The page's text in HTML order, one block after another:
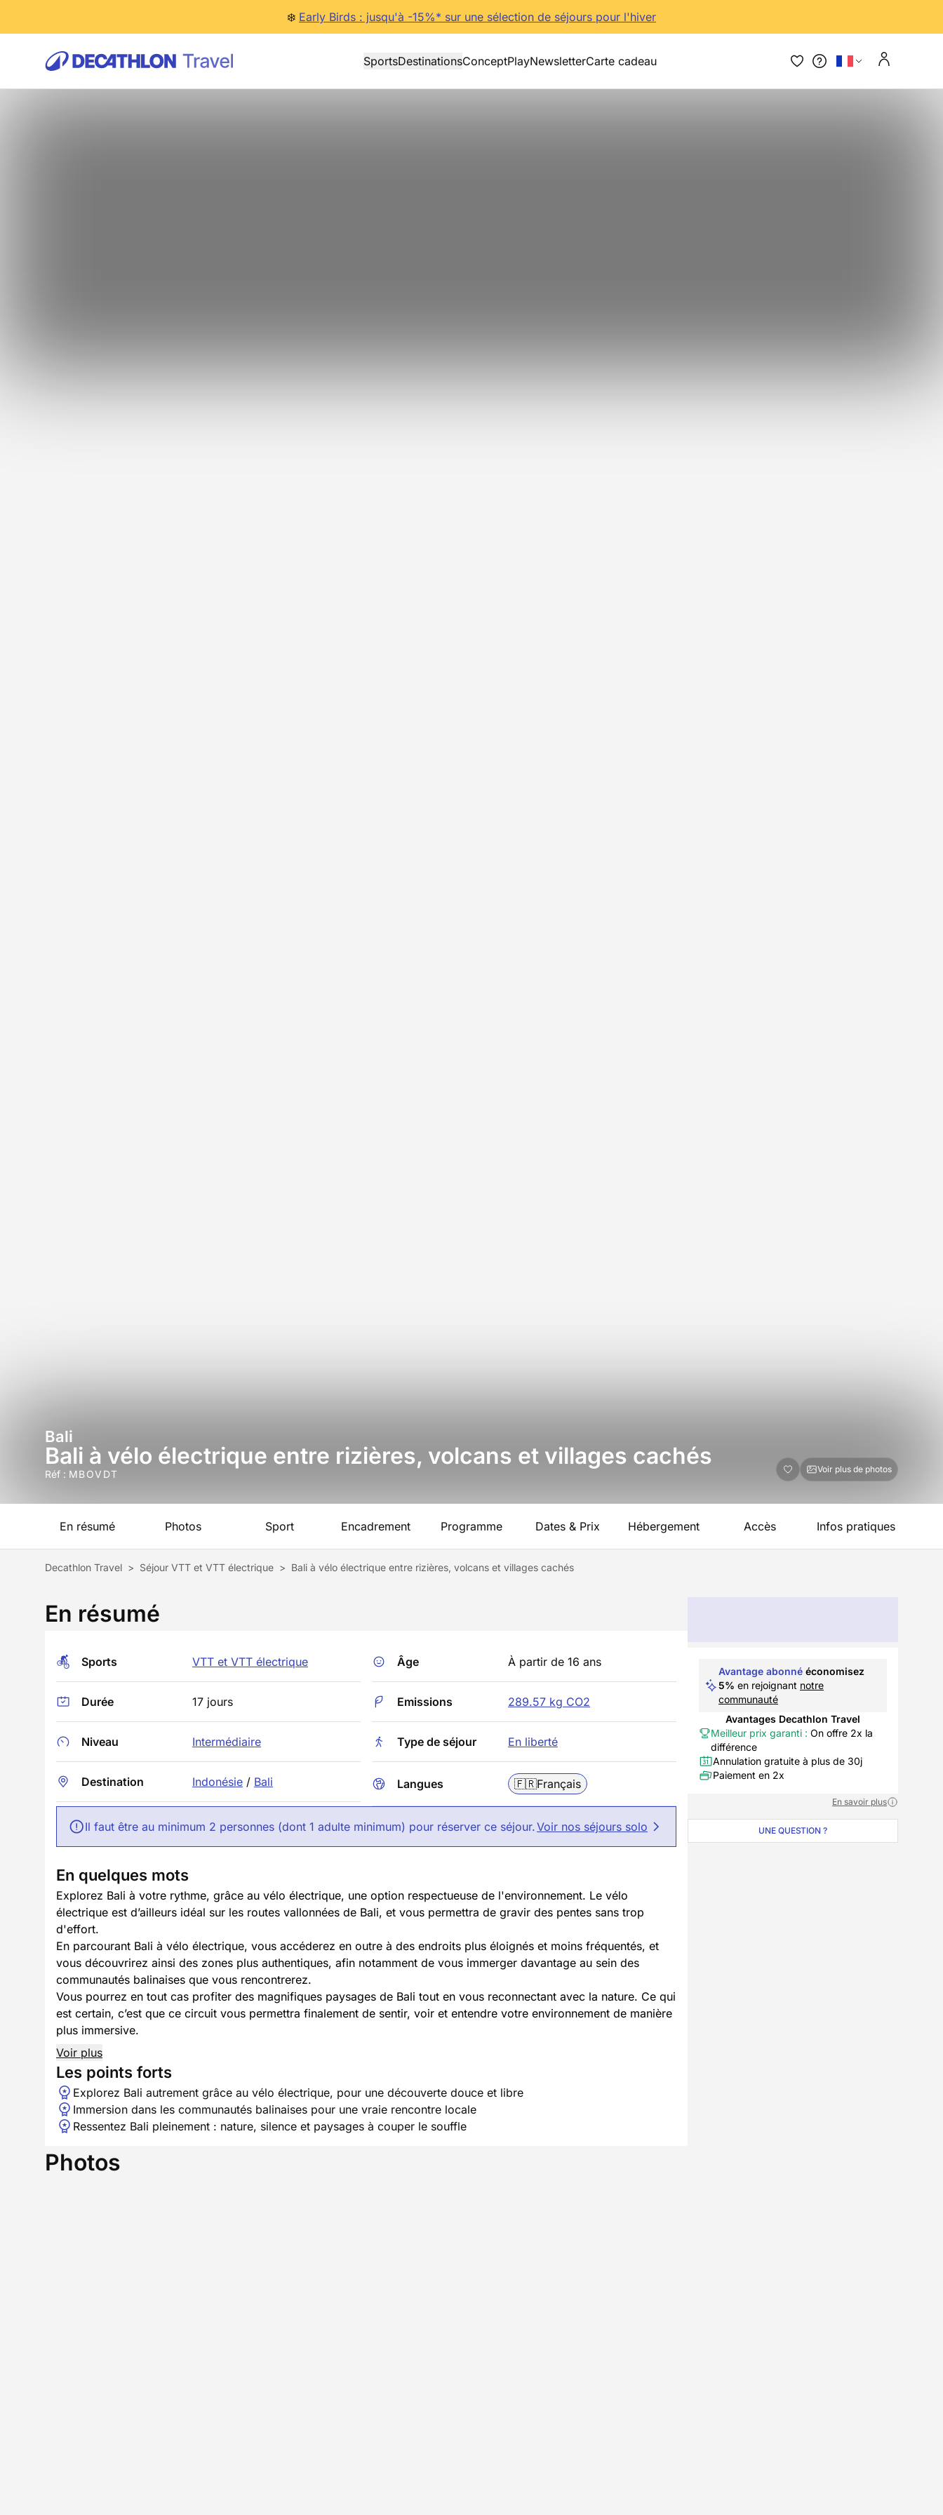
❄️ Early Birds : jusqu'à -15%* sur une sélection de séjours pour l'hiver
SportsDestinationsConceptPlayNewsletterCarte cadeau
Bali
Bali à vélo électrique entre rizières, volcans et villages cachés
Réf : MBOVDT Voir plus de photos
En résumé Photos Sport Encadrement Programme Dates & Prix Hébergement Accès Infos pratiques
Decathlon Travel > Séjour VTT et VTT électrique > Bali à vélo électrique entre rizières, volcans et villages cachés
En résumé
Sports VTT et VTT électrique
Durée 17 jours
Niveau Intermédiaire
Destination Indonésie / Bali
Âge À partir de 16 ans
Emissions 289.57 kg CO2
Type de séjour En liberté
Langues 🇫🇷Français
Il faut être au minimum 2 personnes (dont 1 adulte minimum) pour réserver ce séjour.Voir nos séjours solo
En quelques mots
Explorez Bali à votre rythme, grâce au vélo électrique, une option respectueuse de l'environnement. Le vélo
électrique est d’ailleurs idéal sur les routes vallonnées de Bali, et vous permettra de gravir des pentes sans trop
d'effort.
En parcourant Bali à vélo électrique, vous accéderez en outre à des endroits plus éloignés et moins fréquentés, et
vous découvrirez ainsi des zones plus authentiques, afin notamment de vous immerger davantage au sein des
communautés balinaises que vous rencontrerez.
Vous pourrez en tout cas profiter des magnifiques paysages de Bali tout en vous reconnectant avec la nature. Ce qui
est certain, c’est que ce circuit vous permettra finalement de sentir, voir et entendre votre environnement de manière
plus immersive.
Voir plus
Les points forts
Explorez Bali autrement grâce au vélo électrique, pour une découverte douce et libre
Immersion dans les communautés balinaises pour une vraie rencontre locale
Ressentez Bali pleinement : nature, silence et paysages à couper le souffle
Photos
Avantage abonné économisez
5% en rejoignant notre
communauté
Avantages Decathlon Travel
Meilleur prix garanti : On offre 2x la
différence
Annulation gratuite à plus de 30j
Paiement en 2x
En savoir plus
UNE QUESTION ?